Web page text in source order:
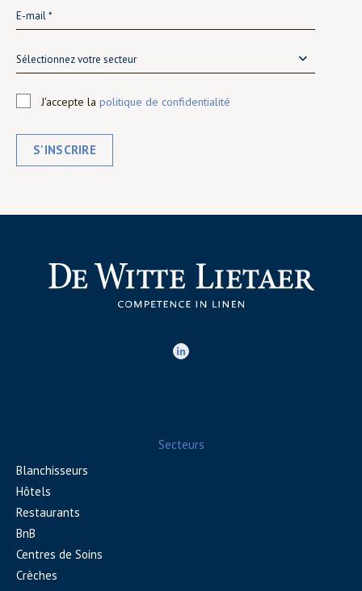
Sélectionnez votre secteur
J'accepte la politique de confidentialité
S'INSCRIRE
Secteurs
Blanchisseurs
Hôtels
Restaurants
BnB
Centres de Soins
Crèches